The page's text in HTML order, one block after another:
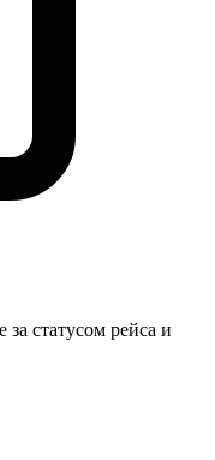
статусом рейса и